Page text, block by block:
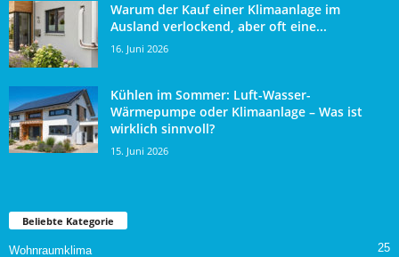
Warum der Kauf einer Klimaanlage im
Ausland verlockend, aber oft eine...
16. Juni 2026
Kühlen im Sommer: Luft-Wasser-
Wärmepumpe oder Klimaanlage – Was ist
wirklich sinnvoll?
15. Juni 2026
Beliebte Kategorie
Wohnraumklima 25